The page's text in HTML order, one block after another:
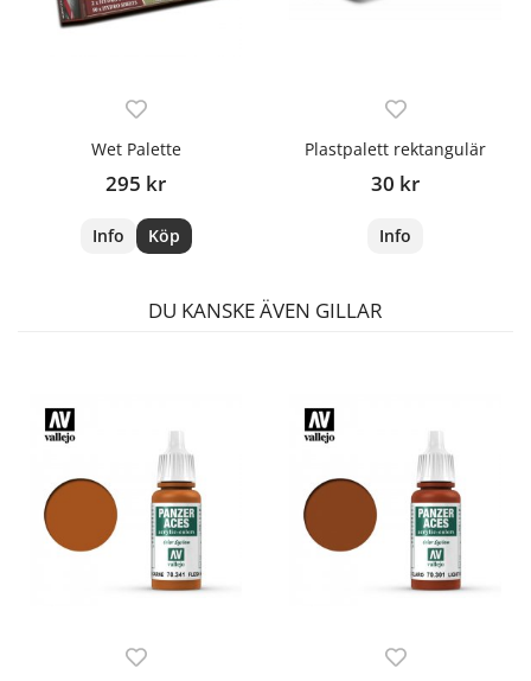
Wet Palette
295 kr
Info Köp
Plastpalett rektangulär
30 kr
Info
DU KANSKE ÄVEN GILLAR